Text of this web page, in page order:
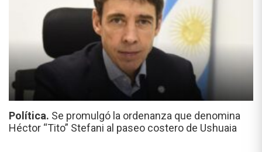
Política. Se promulgó la ordenanza que denomina
Héctor “Tito” Stefani al paseo costero de Ushuaia